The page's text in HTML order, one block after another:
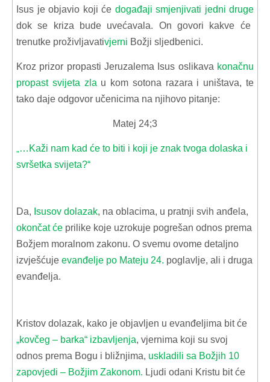
Isus je objavio koji će događaji smjenjivati jedni druge
dok se kriza bude uvećavala. On govori kakve će
trenutke proživljavativjerni Božji sljedbenici.
Kroz prizor propasti Jeruzalema Isus oslikava konačnu
propast svijeta zla u kom sotona razara i uništava, te
tako daje odgovor učenicima na njihovo pitanje:
Matej 24;3
…Kaži nam kad će to biti i koji je znak tvoga dolaska i
svršetka svijeta?“
Da, Isusov dolazak, na oblacima, u pratnji svih anđela,
okončat će prilike koje uzrokuje pogrešan odnos prema
Božjem moralnom zakonu. O svemu ovome detaljno
izvješćuje evanđelje po Mateju 24. poglavlje, ali i druga
evanđelja.
Kristov dolazak, kako je objavljen u evanđeljima bit će
„kovčeg – barka“ izbavljenja, vjernima koji su svoj
odnos prema Bogu i bližnjima, uskladili sa Božjih 10
zapovjedi – Božjim Zakonom. Ljudi odani Kristu bit će